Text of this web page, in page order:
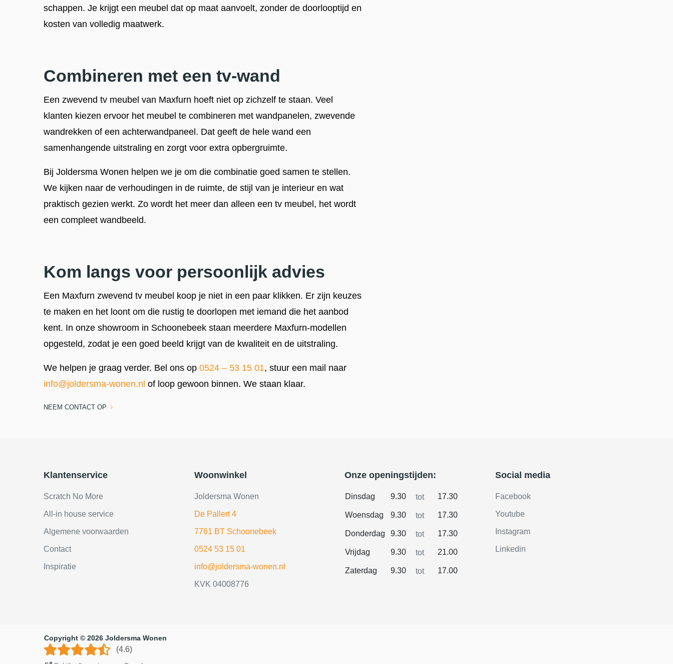
schappen. Je krijgt een meubel dat op maat aanvoelt, zonder de doorlooptijd en
kosten van volledig maatwerk.
Combineren met een tv-wand
Een zwevend tv meubel van Maxfurn hoeft niet op zichzelf te staan. Veel
klanten kiezen ervoor het meubel te combineren met wandpanelen, zwevende
wandrekken of een achterwandpaneel. Dat geeft de hele wand een
samenhangende uitstraling en zorgt voor extra opbergruimte.
Bij Joldersma Wonen helpen we je om die combinatie goed samen te stellen.
We kijken naar de verhoudingen in de ruimte, de stijl van je interieur en wat
praktisch gezien werkt. Zo wordt het meer dan alleen een tv meubel, het wordt
een compleet wandbeeld.
Kom langs voor persoonlijk advies
Een Maxfurn zwevend tv meubel koop je niet in een paar klikken. Er zijn keuzes
te maken en het loont om die rustig te doorlopen met iemand die het aanbod
kent. In onze showroom in Schoonebeek staan meerdere Maxfurn-modellen
opgesteld, zodat je een goed beeld krijgt van de kwaliteit en de uitstraling.
We helpen je graag verder. Bel ons op 0524 – 53 15 01, stuur een mail naar
info@joldersma-wonen.nl of loop gewoon binnen. We staan klaar.
NEEM CONTACT OP
Klantenservice
Scratch No More
All-in house service
Algemene voorwaarden
Contact
Inspiratie
Woonwinkel
Joldersma Wonen
De Pallert 4
7761 BT Schoonebeek
0524 53 15 01
info@joldersma-wonen.nl
KVK 04008776
Onze openingstijden:
Dinsdag 9.30 tot 17.30
Woensdag 9.30 tot 17.30
Donderdag 9.30 tot 17.30
Vrijdag 9.30 tot 21.00
Zaterdag 9.30 tot 17.00
Social media
Facebook
Youtube
Instagram
Linkedin
Copyright © 2026 Joldersma Wonen
(4.6)